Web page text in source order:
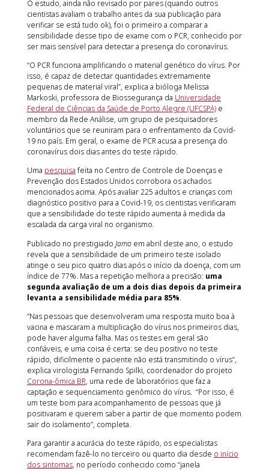
O estudo, ainda não revisado por pares (quando outros
cientistas avaliam o trabalho antes da sua publicação para
verificar se está tudo ok), foi o primeiro a comparar a
sensibilidade desse tipo de exame com o PCR, conhecido por
ser mais sensível para detectar a presença do coronavírus.
“O PCR funciona amplificando o material genético do vírus. Por
isso, é capaz de detectar quantidades extremamente
pequenas de material viral”, explica a bióloga Melissa
Markoski, professora de Biossegurança da Universidade
Federal de Ciências da Saúde de Porto Alegre (UFCSPA)e
membro da Rede Análise, um grupo de pesquisadores
voluntários que se reuniram para o enfrentamento da Covid-
19 no país. Em geral, o exame de PCR acusa a presença do
coronavírus dois dias antes do teste rápido.
Uma pesquisa feita no Centro de Controle de Doenças e
Prevenção dos Estados Unidos corrobora os achados
mencionados acima. Após avaliar 225 adultos e crianças com
diagnóstico positivo para a Covid-19, os cientistas verificaram
que a sensibilidade do teste rápido aumenta à medida da
escalada da carga viral no organismo.
Publicado no prestigiado Jamaem abril deste ano, o estudo
revela que a sensibilidade de um primeiro teste isolado
atinge o seu pico quatro dias após o início da doença, com um
índice de 77%. Mas a repetição melhora a precisão: uma
segunda avaliação de um a dois dias depois da primeira
levanta a sensibilidade média para 85%.
“Nas pessoas que desenvolveram uma resposta muito boa à
vacina e mascaram a multiplicação do vírus nos primeiros dias,
pode haver alguma falha. Mas os testes em geral são
confiáveis, e uma coisa é certa: se deu positivo no teste
rápido, dificilmente o paciente não está transmitindo o vírus”,
explica virologista Fernando Spilki, coordenador do projeto
Corona-ômica BR, uma rede de laboratórios que faz a
captação e sequenciamento genômico do vírus. “Por isso, é
um teste bom para acompanhamento de pessoas que já
positivaram e querem saber a partir de que momento podem
sair do isolamento”, completa.
Para garantir a acurácia do teste rápido, os especialistas
recomendam fazê-lo no terceiro ou quarto dia desde o início
dos sintomas, no período conhecido como “janela